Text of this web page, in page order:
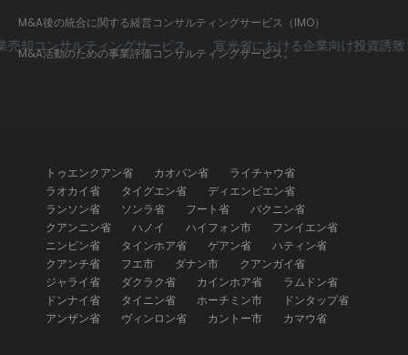
M&A後の統合に関する経営コンサルティングサービス（IMO）
M&A活動のための事業評価コンサルティングサービス。
ンサルティングサービス 宣光省における企業向け投資誘致コン
トゥエンクアン省 カオバン省
ライチャウ省
ラオカイ省
タイグエン省
ディエンビエン省
ランソン省
ソンラ省 フート省
バクニン省
クアンニン省
ハノイ ハイフォン市
フンイエン省
ニンビン省
タインホア省 ゲアン省
ハティン省
クアンチ省
フエ市 ダナン市
クアンガイ省
ジャライ省
ダクラク省 カインホア省
ラムドン省
ドンナイ省
タイニン省 ホーチミン市
ドンタップ省
アンザン省
ヴィンロン省 カントー市 カマウ省